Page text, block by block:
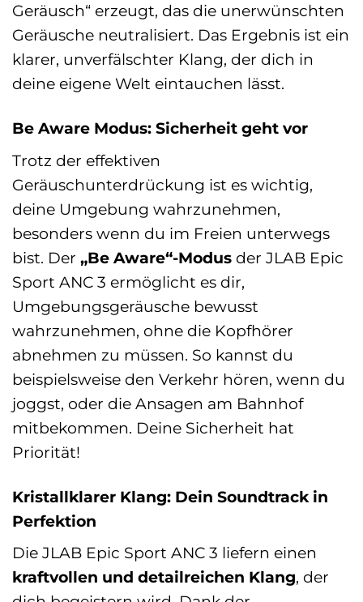
Geräusch“ erzeugt, das die unerwünschten
Geräusche neutralisiert. Das Ergebnis ist ein
klarer, unverfälschter Klang, der dich in
deine eigene Welt eintauchen lässt.
Be Aware Modus: Sicherheit geht vor
Trotz der effektiven
Geräuschunterdrückung ist es wichtig,
deine Umgebung wahrzunehmen,
besonders wenn du im Freien unterwegs
bist. Der „Be Aware“-Modus der JLAB Epic
Sport ANC 3 ermöglicht es dir,
Umgebungsgeräusche bewusst
wahrzunehmen, ohne die Kopfhörer
abnehmen zu müssen. So kannst du
beispielsweise den Verkehr hören, wenn du
joggst, oder die Ansagen am Bahnhof
mitbekommen. Deine Sicherheit hat
Priorität!
Kristallklarer Klang: Dein Soundtrack in
Perfektion
Die JLAB Epic Sport ANC 3 liefern einen
kraftvollen und detailreichen Klang, der